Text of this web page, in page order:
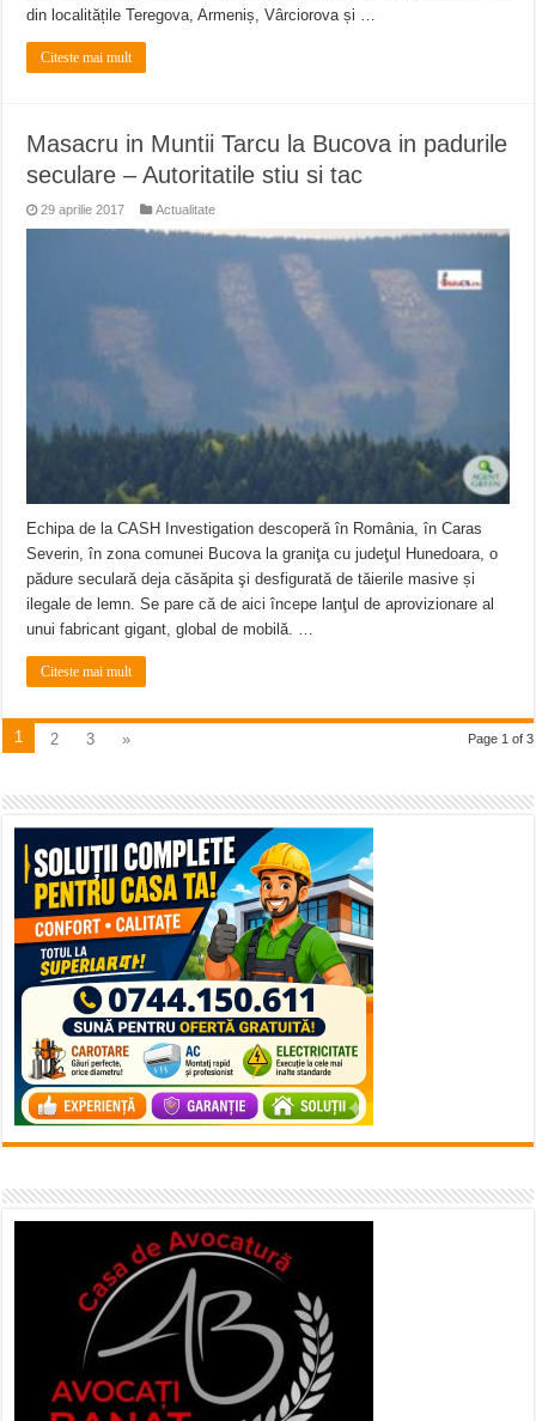
din localitățile Teregova, Armeniș, Vârciorova și …
Citeste mai mult
Masacru in Muntii Tarcu la Bucova in padurile
seculare – Autoritatile stiu si tac
29 aprilie 2017 Actualitate
Echipa de la CASH Investigation descoperă în România, în Caras
Severin, în zona comunei Bucova la graniţa cu judeţul Hunedoara, o
pădure seculară deja căsăpita şi desfigurată de tăierile masive și
ilegale de lemn. Se pare că de aici începe lanţul de aprovizionare al
unui fabricant gigant, global de mobilă. …
Citeste mai mult
Page 1 of 3
1 2 3 »